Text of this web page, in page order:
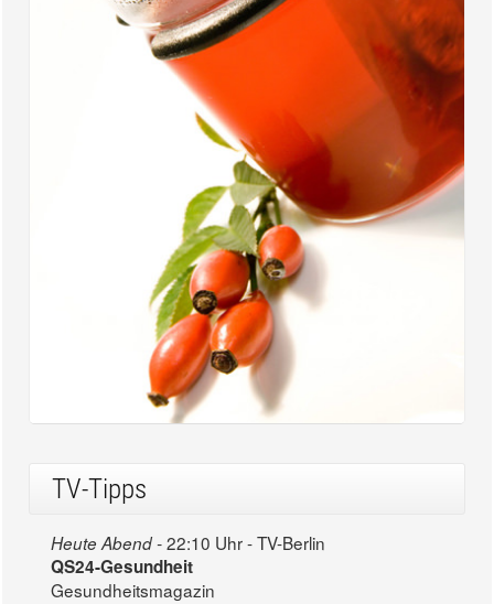
TV-Tipps
Heute Abend -22:10 Uhr - TV-Berlin
QS24-Gesundheit
Gesundheitsmagazin